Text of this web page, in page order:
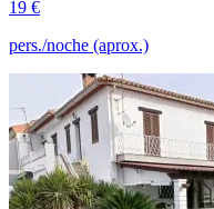
19 €
pers./noche (aprox.)